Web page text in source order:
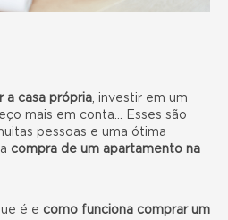
a casa própria, investir em um
mais em conta… Esses são
pessoas e uma ótima
compra de um apartamento na
é e como funciona comprar um